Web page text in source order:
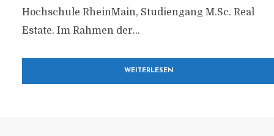
Hochschule RheinMain, Studiengang M.Sc. Real
Estate. Im Rahmen der...
WEITERLESEN